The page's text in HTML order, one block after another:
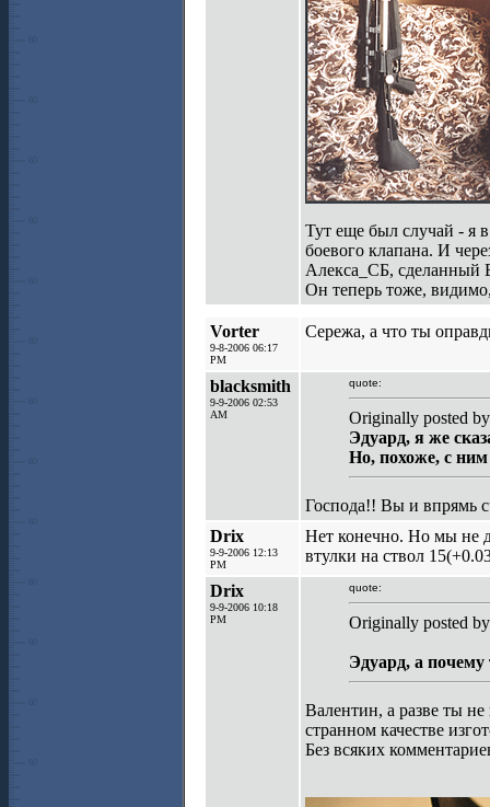
Тут еще был случай - я
боевого клапана. И
Алекса_СБ, сделанный
Он теперь тоже,
Vorter
9-8-2006 06:17
PM
Сережа, а что ты
blacksmith
9-9-2006 02:53
AM
quote:
Originally posted
Эдуард, я же
Но, похоже, с
Господа!! Вы и впрямь
Drix
9-9-2006 12:13
PM
Нет конечно. Но мы не
втулки на ствол
Drix
9-9-2006 10:18
PM
quote:
Originally posted
Эдуард, а
Валентин, а разве ты
странном качестве
Без всяких